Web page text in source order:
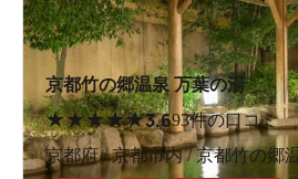
京都竹の郷温泉 万葉の湯
★★★★★3.693件の口コミ
京都府 / 京都市内 / 京都竹の郷